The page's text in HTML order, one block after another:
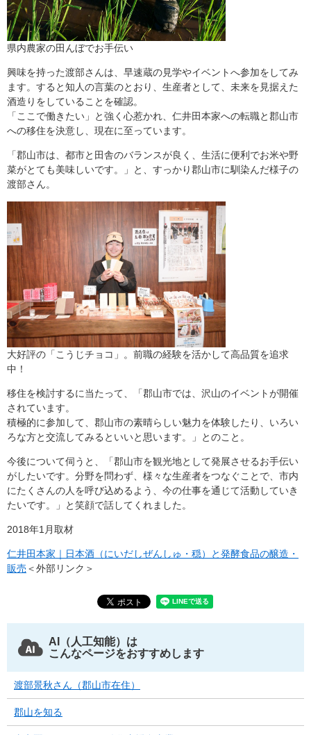
県内農家の田んぼでお手伝い
興味を持った渡部さんは、早速蔵の見学やイベントへ参加をしてみ
ます。すると知人の言葉のとおり、生産者として、未来を見据えた
酒造りをしていることを確認。
「ここで働きたい」と強く心惹かれ、仁井田本家への転職と郡山市
への移住を決意し、現在に至っています。
「郡山市は、都市と田舎のバランスが良く、生活に便利でお米や野
菜がとても美味しいです。」と、すっかり郡山市に馴染んだ様子の
渡部さん。
大好評の「こうじチョコ」。前職の経験を活かして高品質を追求
中！
移住を検討するに当たって、「郡山市では、沢山のイベントが開催
されています。
積極的に参加して、郡山市の素晴らしい魅力を体験したり、いろい
ろな方と交流してみるといいと思います。」とのこと。
今後について伺うと、「郡山市を観光地として発展させるお手伝い
がしたいです。分野を問わず、様々な生産者をつなぐことで、市内
にたくさんの人を呼び込めるよう、今の仕事を通じて活動していき
たいです。」と笑顔で話してくれました。
2018年1月取材
仁井田本家｜日本酒（にいだしぜんしゅ・穏）と発酵食品の醸造・
販売 ＜外部リンク＞
AI（人工知能）は
こんなページをおすすめします
渡部景秋さん（郡山市在住）
郡山を知る